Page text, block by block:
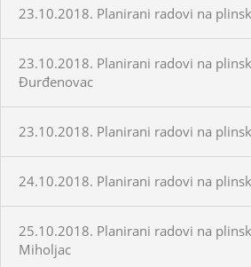
23.10.2018. Planirani radovi na
23.10.2018. Planirani radovi na
Đurđenovac
23.10.2018. Planirani radovi na
24.10.2018. Planirani radovi na
25.10.2018. Planirani radovi na
Miholjac